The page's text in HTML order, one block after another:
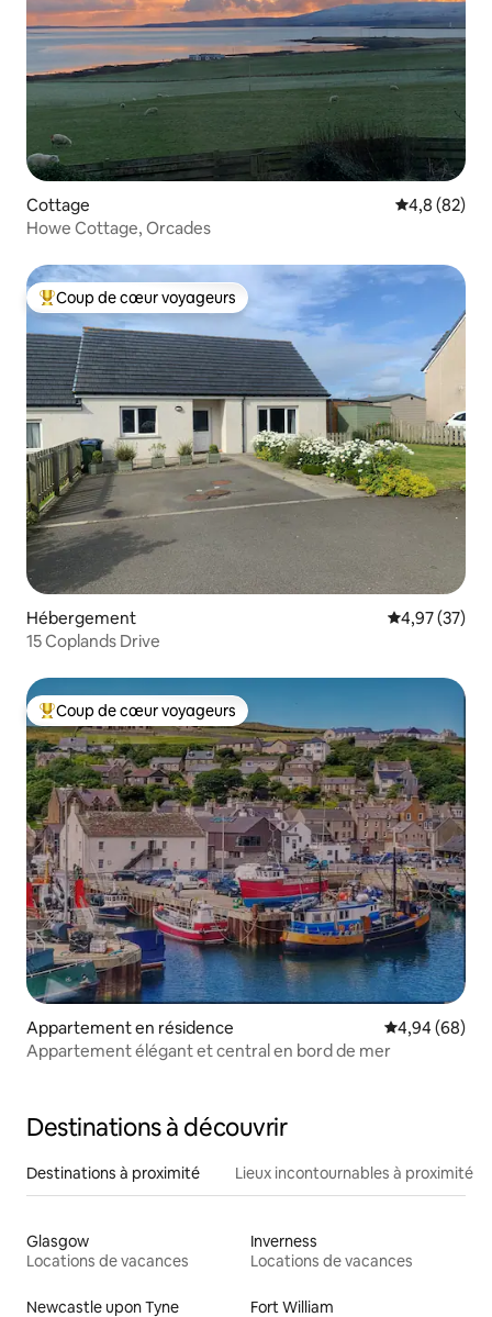
Cottage Évaluation
4,8 (82)
Howe Cottage, Orcades
Coups de cœur voyageurs les plus appréciés
Coup de cœur voyageurs
Hébergement Évaluation
4,97 (37)
15 Coplands Drive
Coups de cœur voyageurs les plus appréciés
Coup de cœur voyageurs
Appartement en résidence Évaluation
4,94 (68)
Appartement élégant et central en bord de mer
Destinations à découvrir
Destinations à proximité Lieux incontournables à proximité
Glasgow
Locations de vacances
Inverness
Locations de vacances
Newcastle upon Tyne Fort William